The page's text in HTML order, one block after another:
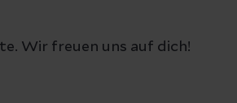
Wir freuen uns auf dich!